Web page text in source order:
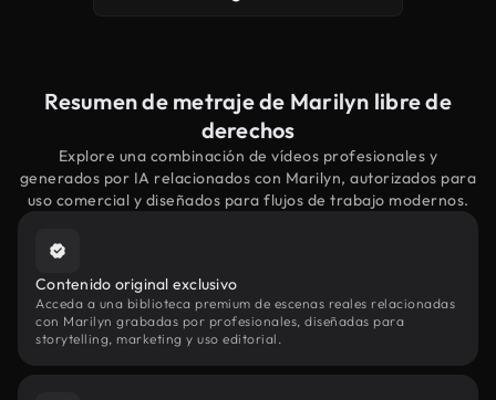
Resumen de metraje de Marilyn libre de
derechos
Explore una combinación de vídeos profesionales y
generados por IA relacionados con Marilyn, autorizados para
uso comercial y diseñados para flujos de trabajo modernos.
Contenido original exclusivo
Acceda a una biblioteca premium de escenas reales relacionadas
con Marilyn grabadas por profesionales, diseñadas para
storytelling, marketing y uso editorial.